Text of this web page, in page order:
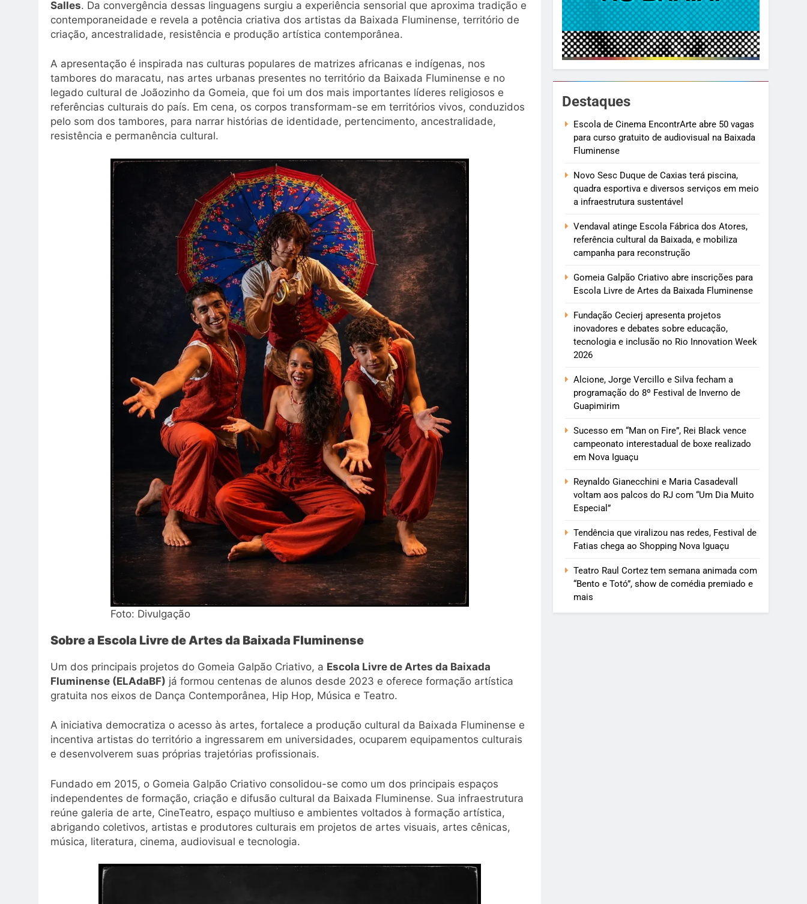
Salles. Da convergência dessas linguagens surgiu a experiência sensorial que aproxima tradição e
contemporaneidade e revela a potência criativa dos artistas da Baixada Fluminense, território de
criação, ancestralidade, resistência e produção artística contemporânea.
A apresentação é inspirada nas culturas populares de matrizes africanas e indígenas, nos
tambores do maracatu, nas artes urbanas presentes no território da Baixada Fluminense e no
legado cultural de Joãozinho da Gomeia, que foi um dos mais importantes líderes religiosos e
referências culturais do país. Em cena, os corpos transformam-se em territórios vivos, conduzidos
pelo som dos tambores, para narrar histórias de identidade, pertencimento, ancestralidade,
resistência e permanência cultural.
Foto: Divulgação
Sobre a Escola Livre de Artes da Baixada Fluminense
Um dos principais projetos do Gomeia Galpão Criativo, a Escola Livre de Artes da Baixada
Fluminense (ELAdaBF) já formou centenas de alunos desde 2023 e oferece formação artística
gratuita nos eixos de Dança Contemporânea, Hip Hop, Música e Teatro.
A iniciativa democratiza o acesso às artes, fortalece a produção cultural da Baixada Fluminense e
incentiva artistas do território a ingressarem em universidades, ocuparem equipamentos culturais
e desenvolverem suas próprias trajetórias profissionais.
Fundado em 2015, o Gomeia Galpão Criativo consolidou-se como um dos principais espaços
independentes de formação, criação e difusão cultural da Baixada Fluminense. Sua infraestrutura
reúne galeria de arte, CineTeatro, espaço multiuso e ambientes voltados à formação artística,
abrigando coletivos, artistas e produtores culturais em projetos de artes visuais, artes cênicas,
música, literatura, cinema, audiovisual e tecnologia.
Destaques
Escola de Cinema EncontrArte abre 50 vagas
para curso gratuito de audiovisual na Baixada
Fluminense
Novo Sesc Duque de Caxias terá piscina,
quadra esportiva e diversos serviços em meio
a infraestrutura sustentável
Vendaval atinge Escola Fábrica dos Atores,
referência cultural da Baixada, e mobiliza
campanha para reconstrução
Gomeia Galpão Criativo abre inscrições para
Escola Livre de Artes da Baixada Fluminense
Fundação Cecierj apresenta projetos
inovadores e debates sobre educação,
tecnologia e inclusão no Rio Innovation Week
2026
Alcione, Jorge Vercillo e Silva fecham a
programação do 8º Festival de Inverno de
Guapimirim
Sucesso em “Man on Fire”, Rei Black vence
campeonato interestadual de boxe realizado
em Nova Iguaçu
Reynaldo Gianecchini e Maria Casadevall
voltam aos palcos do RJ com “Um Dia Muito
Especial”
Tendência que viralizou nas redes, Festival de
Fatias chega ao Shopping Nova Iguaçu
Teatro Raul Cortez tem semana animada com
“Bento e Totó”, show de comédia premiado e
mais